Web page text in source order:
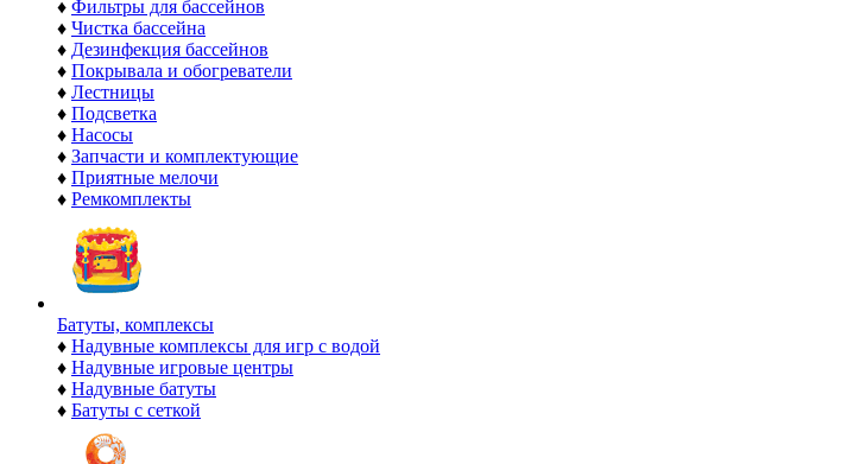
♦ Фильтры для бассейнов
♦ Чистка бассейна
♦ Дезинфекция бассейнов
♦ Покрывала и обогреватели
♦ Лестницы
♦ Подсветка
♦ Насосы
♦ Запчасти и комплектующие
♦ Приятные мелочи
♦ Ремкомплекты
Батуты, комплексы
♦ Надувные комплексы для игр с водой
♦ Надувные игровые центры
♦ Надувные батуты
♦ Батуты с сеткой